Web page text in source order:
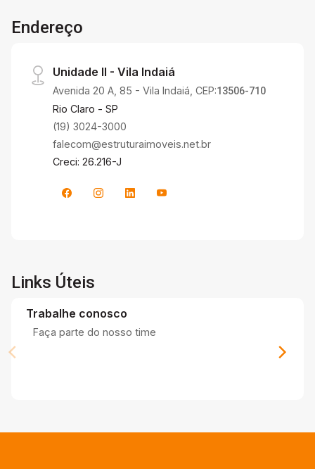
Endereço
Unidade II - Vila Indaiá
Avenida 20 A, 85 - Vila Indaiá, CEP:13506-710
Rio Claro - SP
(19) 3024-3000
falecom@estruturaimoveis.net.br
Creci: 26.216-J
Links Úteis
Trabalhe conosco
Faça parte do nosso time